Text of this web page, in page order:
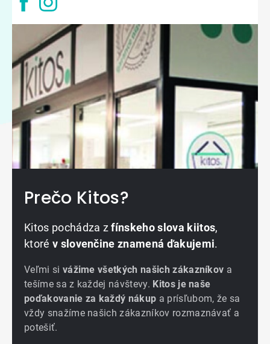
Prečo Kitos?
Kitos pochádza zfínskeho slova kiitos,
ktoré v slovenčine znamená ďakujemi.
Veľmi si vážime všetkých našich zákazníkov a
tešíme sa z každej návštevy. Kitos je naše
poďakovanie za každý nákup a prísľubom, že sa
vždy snažíme našich zákazníkov rozmaznávať a
potešiť.